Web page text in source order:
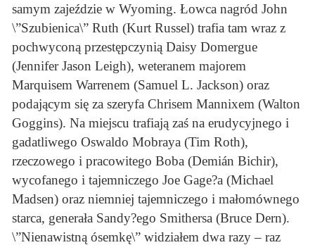
samym zajeździe w Wyoming. Łowca nagród John
\”Szubienica\” Ruth (Kurt Russel) trafia tam wraz z
pochwyconą przestępczynią Daisy Domergue
(Jennifer Jason Leigh), weteranem majorem
Marquisem Warrenem (Samuel L. Jackson) oraz
podającym się za szeryfa Chrisem Mannixem (Walton
Goggins). Na miejscu trafiają zaś na erudycyjnego i
gadatliwego Oswaldo Mobraya (Tim Roth),
rzeczowego i pracowitego Boba (Demián Bichir),
wycofanego i tajemniczego Joe Gage?a (Michael
Madsen) oraz niemniej tajemniczego i małomównego
starca, generała Sandy?ego Smithersa (Bruce Dern).
\”Nienawistną ósemkę\” widziałem dwa razy – raz